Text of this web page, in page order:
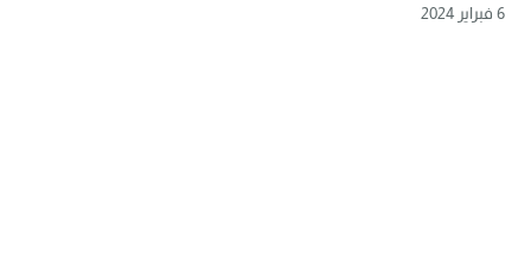
6 فبراير 2024